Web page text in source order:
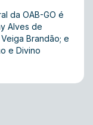
da OAB-GO é
Alves de
Brandão; e
e Divino